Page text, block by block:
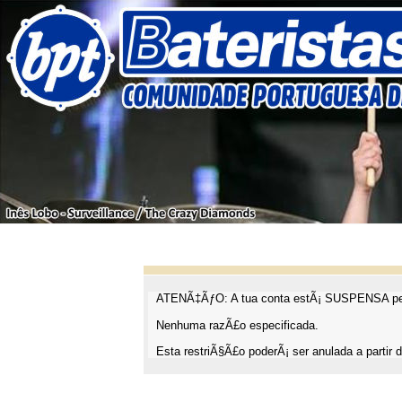
ATENÃ‡ÃƒO: A tua conta estÃ¡ SUSPENSA
Nenhuma razÃ£o especificada.
Esta restriÃ§Ã£o poderÃ¡ ser anulada a partir